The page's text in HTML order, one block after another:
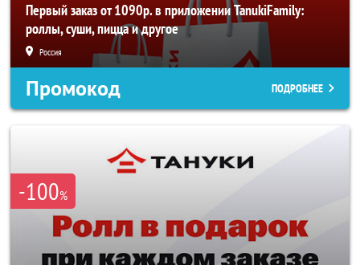
Первый заказ от 1090р. в приложении TanukiFamily:
роллы, суши, пицца и другое
Россия
Промокод ПОДРОБНЕЕ
-100%